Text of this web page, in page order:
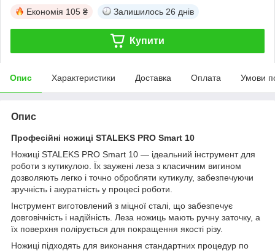
Економія 105 ₴ Залишилось 26 днів
Купити
Опис Характеристики Доставка Оплата Умови
Опис
Професійні ножиці STALEKS PRO Smart 10
Ножиці STALEKS PRO Smart 10 — ідеальний інструмент для
роботи з кутикулою. Їх заужені леза з класичним вигином
дозволяють легко і точно обробляти кутикулу, забезпечуючи
зручність і акуратність у процесі роботи.
Інструмент виготовлений з міцної сталі, що забезпечує
довговічність і надійність. Леза ножиць мають ручну заточку, а
їх поверхня полірується для покращення якості різу.
Ножиці підходять для виконання стандартних процедур по